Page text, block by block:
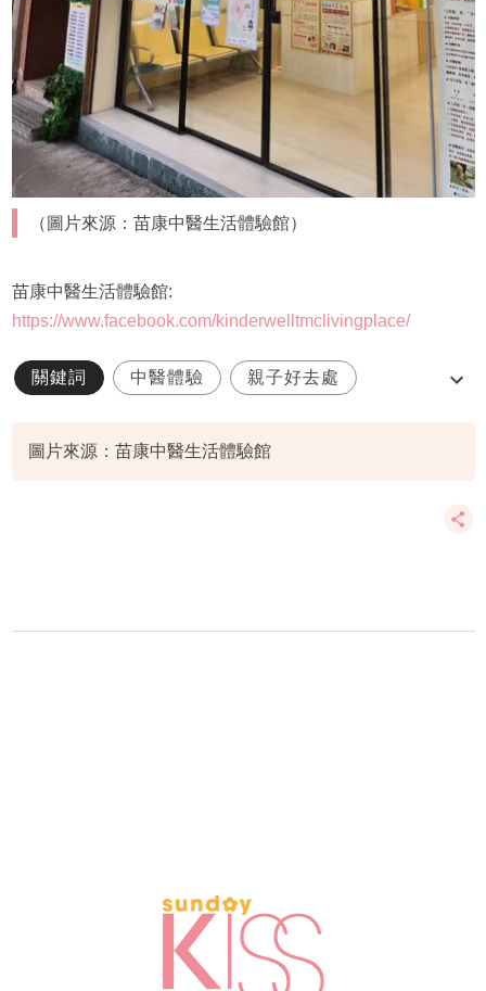
（圖片來源：苗康中醫生活體驗館）
苗康中醫生活體驗館:
https://www.facebook.com/kinderwelltmclivingplace/
關鍵詞 中醫體驗 親子好去處
圖片來源：苗康中醫生活體驗館